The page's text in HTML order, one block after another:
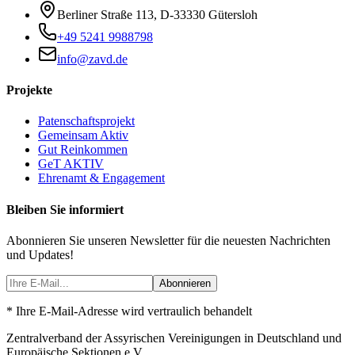
Berliner Straße 113, D-33330 Gütersloh
+49 5241 9988798
info@zavd.de
Projekte
Patenschaftsprojekt
Gemeinsam Aktiv
Gut Reinkommen
GeT AKTIV
Ehrenamt & Engagement
Bleiben Sie informiert
Abonnieren Sie unseren Newsletter für die neuesten Nachrichten
und Updates!
Abonnieren
* Ihre E-Mail-Adresse wird vertraulich behandelt
Zentralverband der Assyrischen Vereinigungen in Deutschland und
Europäische Sektionen e.V.